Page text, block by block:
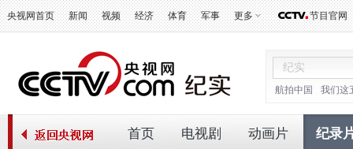
央视网首页 新闻 视频 经济 体育 军事 更多 节目官网
航拍中国 我们这
首页 电视剧 动画片 纪录